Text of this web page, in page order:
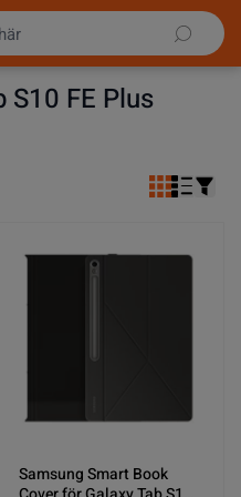
S10 FE Plus
ordning
Samsung Smart Book